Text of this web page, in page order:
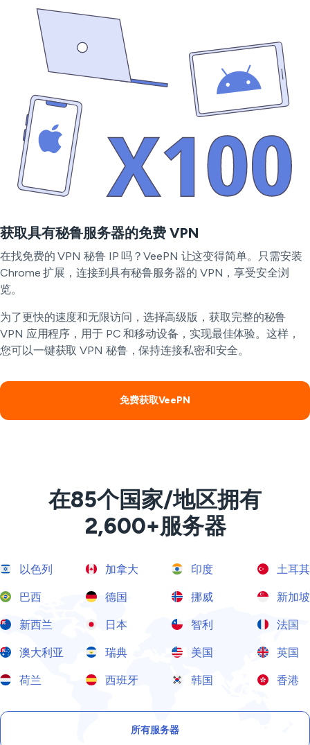
获取具有秘鲁服务器的免费 VPN
在找免费的 VPN 秘鲁 IP 吗？VeePN 让这变得简单。只需安装
Chrome 扩展，连接到具有秘鲁服务器的 VPN，享受安全浏
览。
为了更快的速度和无限访问，选择高级版，获取完整的秘鲁
VPN 应用程序，用于 PC 和移动设备，实现最佳体验。这样，
您可以一键获取 VPN 秘鲁，保持连接私密和安全。
免费获取VeePN
在85个国家/地区拥有
2,600+服务器
以色列 加拿大 印度 土耳其
巴西 德国 挪威 新加坡
新西兰 日本 智利 法国
澳大利亚 瑞典 美国 英国
荷兰 西班牙 韩国 香港
所有服务器